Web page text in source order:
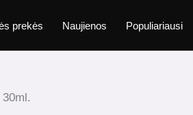
prekės Naujienos Populiariausi